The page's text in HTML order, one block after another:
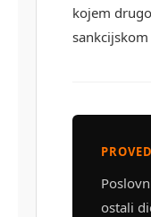
kojem
ostali